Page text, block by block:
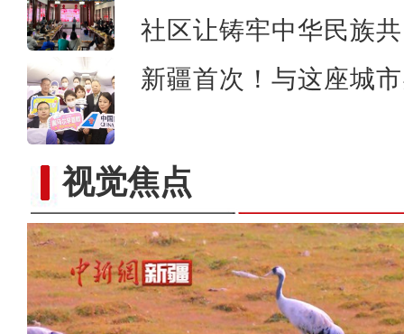
社区让铸牢中华民族
新疆首次！与这座城
视觉焦点中国最大超深凝析气田年处